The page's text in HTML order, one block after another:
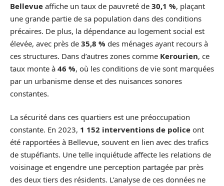
Bellevue affiche un taux de pauvreté de 30,1 %, plaçant
une grande partie de sa population dans des conditions
précaires. De plus, la dépendance au logement social est
élevée, avec près de 35,8 % des ménages ayant recours à
ces structures. Dans d’autres zones comme Kerourien, ce
taux monte à 46 %, où les conditions de vie sont marquées
par un urbanisme dense et des nuisances sonores
constantes.
La sécurité dans ces quartiers est une préoccupation
constante. En 2023, 1 152 interventions de police ont
été rapportées à Bellevue, souvent en lien avec des trafics
de stupéfiants. Une telle inquiétude affecte les relations de
voisinage et engendre une perception partagée par près
des deux tiers des résidents. L’analyse de ces données ne